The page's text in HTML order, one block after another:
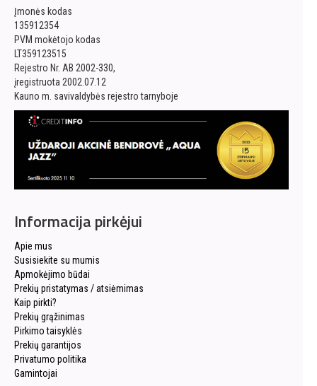
Įmonės kodas
135912354
PVM mokėtojo kodas
LT359123515
Rejestro Nr. AB 2002-330,
įregistruota 2002.07.12
Kauno m. savivaldybės rejestro tarnyboje
Informacija pirkėjui
Apie mus
Susisiekite su mumis
Apmokėjimo būdai
Prekių pristatymas / atsiėmimas
Kaip pirkti?
Prekių grąžinimas
Pirkimo taisyklės
Prekių garantijos
Privatumo politika
Gamintojai